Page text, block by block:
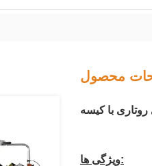
محصول
با کیسه
ویژگی ها: